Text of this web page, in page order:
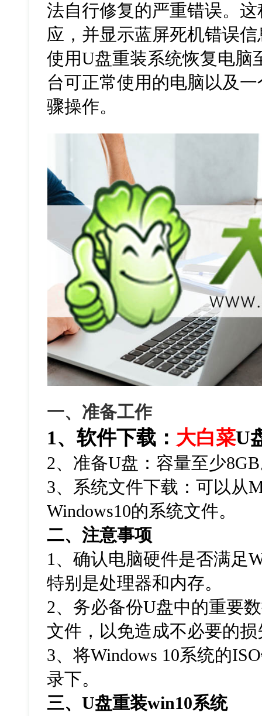
法自行修复的严重错误。
应，并显示蓝屏死机错误
使用U盘重装系统恢复电脑
台可正常使用的电脑以及
骤操作。
一、准备工作
1、软件下载： 大白菜U
2、准备U盘：容量至少
3、系统文件下载：可以从
Windows10的系统文件。
二、注意事项
1、确认电脑硬件是否满足
特别是处理器和内存。
2、务必备份U盘中的重要
文件，以免造成不必要的损
3、将Windows 10系统的
录下。
三、U盘重装win10系统